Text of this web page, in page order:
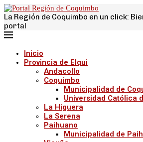
La Región de Coquimbo en un click:
portal
Inicio
Provincia de Elqui
Andacollo
Coquimbo
Municipalidad de
Universidad Católica
La Higuera
La Serena
Paihuano
Municipalidad de